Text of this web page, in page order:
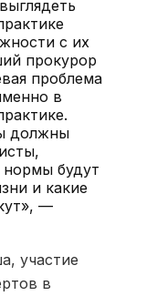
с их
прокурор
проблема
в
должны
будут
и какие
—
участие
в